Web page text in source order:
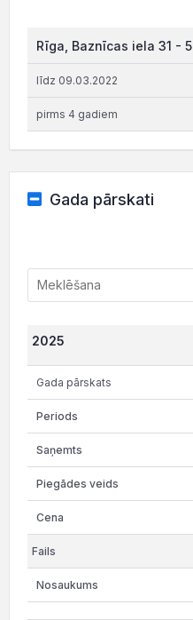
Rīga, Baznīcas iela 31 - 5
līdz 09.03.2022
pirms 4 gadiem
Gada pārskati
2025
Gada pārskats